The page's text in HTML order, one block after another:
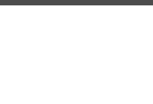
19條及行政院消費者保護處公告之